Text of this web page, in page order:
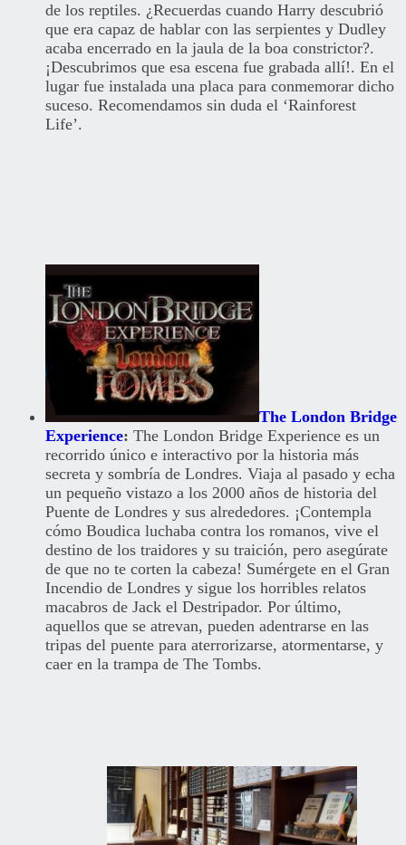
de los reptiles. ¿Recuerdas cuando Harry descubrió
que era capaz de hablar con las serpientes y Dudley
acaba encerrado en la jaula de la boa constrictor?.
¡Descubrimos que esa escena fue grabada allí!. En el
lugar fue instalada una placa para conmemorar dicho
suceso. Recomendamos sin duda el ‘Rainforest
Life’.
The London Bridge
Experience: The London Bridge Experience es un
recorrido único e interactivo por la historia más
secreta y sombría de Londres. Viaja al pasado y echa
un pequeño vistazo a los 2000 años de historia del
Puente de Londres y sus alrededores. ¡Contempla
cómo Boudica luchaba contra los romanos, vive el
destino de los traidores y su traición, pero asegúrate
de que no te corten la cabeza! Sumérgete en el Gran
Incendio de Londres y sigue los horribles relatos
macabros de Jack el Destripador. Por último,
aquellos que se atrevan, pueden adentrarse en las
tripas del puente para aterrorizarse, atormentarse, y
caer en la trampa de The Tombs.